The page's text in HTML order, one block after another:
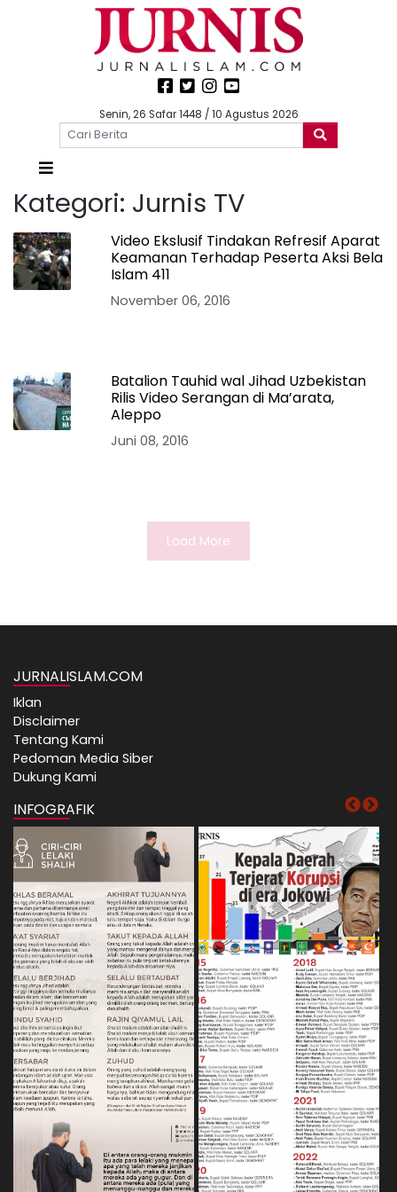
Senin, 26 Safar 1448 / 10 Agustus 2026
Kategori: Jurnis TV
Video Ekslusif Tindakan Refresif Aparat
Keamanan Terhadap Peserta Aksi Bela
Islam 411
November 06, 2016
Batalion Tauhid wal Jihad Uzbekistan
Rilis Video Serangan di Ma’arata,
Aleppo
Juni 08, 2016
Load More
JURNALISLAM.COM
Iklan
Disclaimer
Tentang Kami
Pedoman Media Siber
Dukung Kami
INFOGRAFIK